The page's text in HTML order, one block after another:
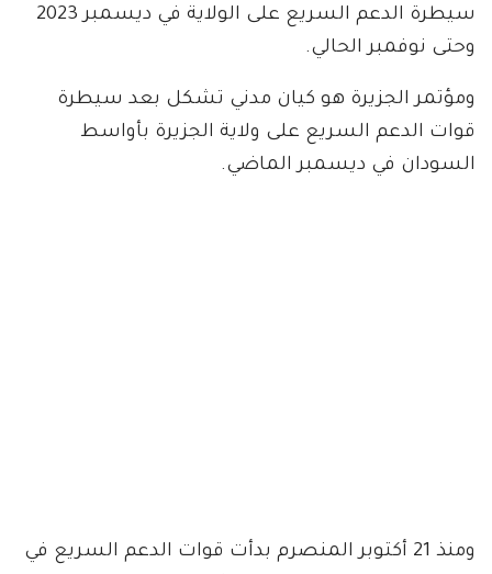
سيطرة الدعم السريع على الولاية في ديسمبر 2023
وحتى نوفمبر الحالي.
ومؤتمر الجزيرة هو كيان مدني تشكل بعد سيطرة
قوات الدعم السريع على ولاية الجزيرة بأواسط
السودان في ديسمبر الماضي.
ومنذ 21 أكتوبر المنصرم بدأت قوات الدعم السريع في